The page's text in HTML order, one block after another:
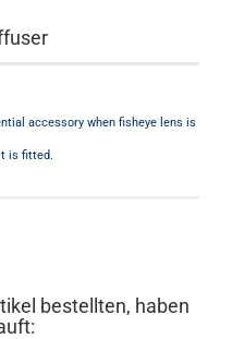
accessory when fisheye lens is
is fitted.
bestellten, haben